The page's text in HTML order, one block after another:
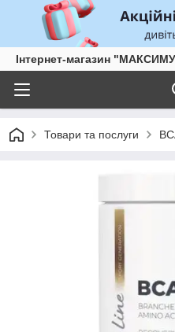
Інтернет-магазин
Товари та послуги